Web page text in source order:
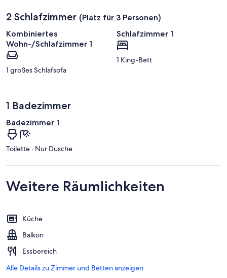
2 Schlafzimmer (Platz für 3 Personen)
Kombiniertes
Wohn-/Schlafzimmer 1
1 großes Schlafsofa
Schlafzimmer 1
1 King-Bett
1 Badezimmer
Badezimmer 1
Toilette · Nur Dusche
Weitere Räumlichkeiten
Küche
Balkon
Essbereich
Alle Details zu Zimmer und Betten anzeigen